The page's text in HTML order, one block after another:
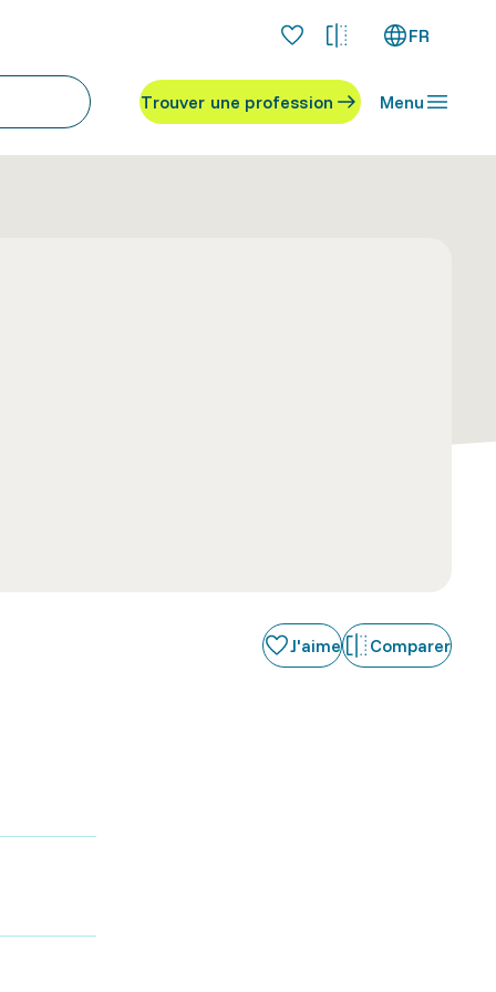
FR
Trouver une profession Menu
J'aime Comparer